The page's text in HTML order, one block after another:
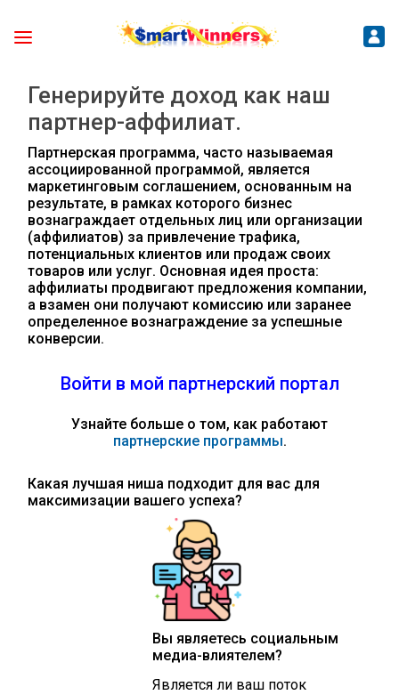
Генерируйте доход как наш
партнер-аффилиат.
Партнерская программа, часто называемая
ассоциированной программой, является
маркетинговым соглашением, основанным на
результате, в рамках которого бизнес
вознаграждает отдельных лиц или организации
(аффилиатов) за привлечение трафика,
потенциальных клиентов или продаж своих
товаров или услуг. Основная идея проста:
аффилиаты продвигают предложения компании,
а взамен они получают комиссию или заранее
определенное вознаграждение за успешные
конверсии.
Войти в мой партнерский портал
Узнайте больше о том, как работают
партнерские программы.
Какая лучшая ниша подходит для вас для
максимизации вашего успеха?
Вы являетесь социальным
медиа-влиятелем?
Является ли ваш поток